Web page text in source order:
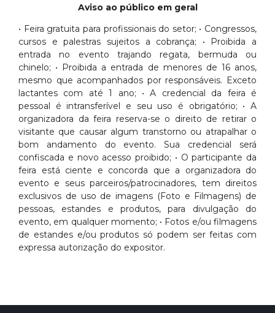
Aviso ao público em geral
• Feira gratuita para profissionais do setor; • Congressos,
cursos e palestras sujeitos a cobrança; • Proibida a
entrada no evento trajando regata, bermuda ou
chinelo; • Proibida a entrada de menores de 16 anos,
mesmo que acompanhados por responsáveis. Exceto
lactantes com até 1 ano; • A credencial da feira é
pessoal é intransferível e seu uso é obrigatório; • A
organizadora da feira reserva-se o direito de retirar o
visitante que causar algum transtorno ou atrapalhar o
bom andamento do evento. Sua credencial será
confiscada e novo acesso proibido; • O participante da
feira está ciente e concorda que a organizadora do
evento e seus parceiros/patrocinadores, tem direitos
exclusivos de uso de imagens (Foto e Filmagens) de
pessoas, estandes e produtos, para divulgação do
evento, em qualquer momento; • Fotos e/ou filmagens
de estandes e/ou produtos só podem ser feitas com
expressa autorização do expositor.